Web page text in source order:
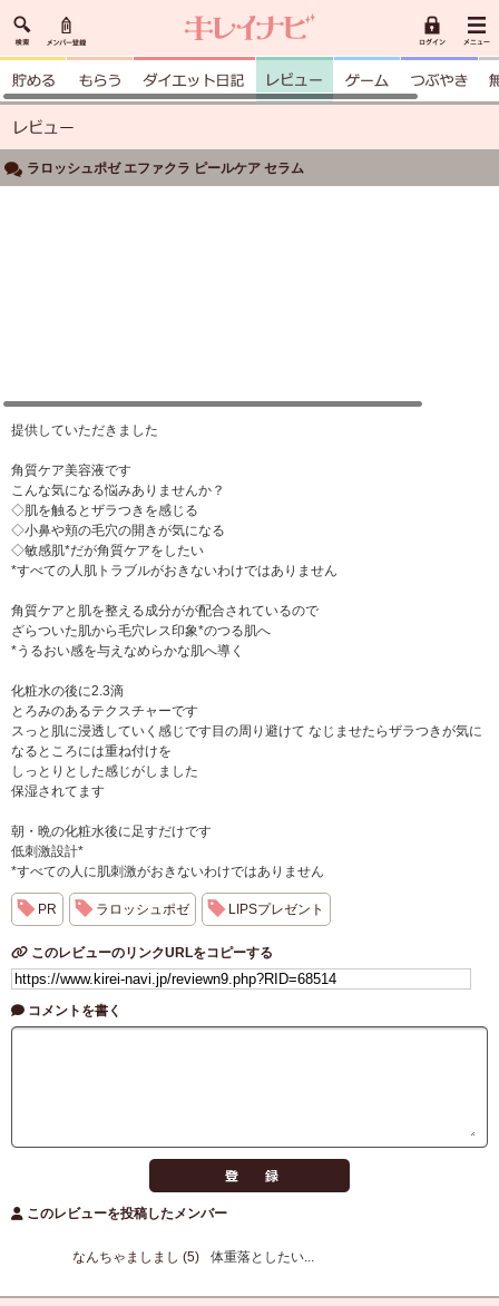
ラロッシュポゼ エファクラ ピールケア セラム
提供していただきました
角質ケア美容液です
こんな気になる悩みありませんか？
◇肌を触るとザラつきを感じる
◇小鼻や頬の毛穴の開きが気になる
◇敏感肌*だが角質ケアをしたい
*すべての人肌トラブルがおきないわけではありません
角質ケアと肌を整える成分がが配合されているので
ざらついた肌から毛穴レス印象*のつる肌へ
*うるおい感を与えなめらかな肌へ導く
化粧水の後に2.3滴
とろみのあるテクスチャーです
スっと肌に浸透していく感じです目の周り避けて なじませたらザラつきが気に
なるところには重ね付けを
しっとりとした感じがしました
保湿されてます
朝・晩の化粧水後に足すだけです
低刺激設計*
*すべての人に肌刺激がおきないわけではありません
PR ラロッシュポゼ LIPSプレゼント
このレビューのリンクURLをコピーする
コメントを書く
このレビューを投稿したメンバー
なんちゃましまし (5) 体重落としたい...